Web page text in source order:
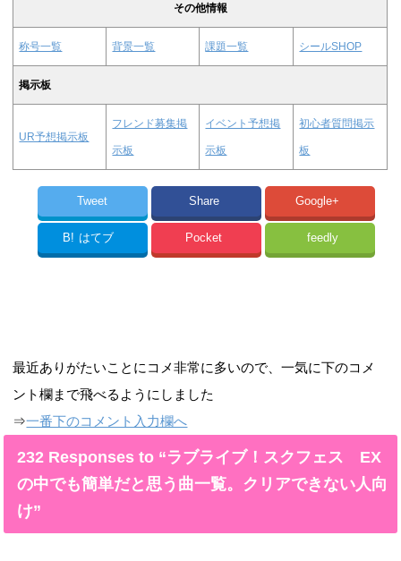
その他情報
称号一覧 背景一覧 課題一覧 シールSHOP
掲示板
UR予想掲示板
フレンド募集掲
示板
イベント予想掲
示板
初心者質問掲示
板
Tweet Share Google+
B! はてブ Pocket feedly
最近ありがたいことにコメ非常に多いので、一気に下のコメ
ント欄まで飛べるようにしました
⇒一番下のコメント入力欄へ
232 Responses to “ラブライブ！スクフェス EX
の中でも簡単だと思う曲一覧。クリアできない人向
け”